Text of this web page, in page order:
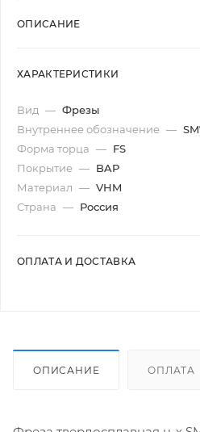
ОПИСАНИЕ
ХАРАКТЕРИСТИКИ
Вид — Фрезы
Внутреннее обозначение —
Форма торца — FS
Покрытие — BAP
Материал — VHM
Страна — Россия
ОПЛАТА И ДОСТАВКА
ОПИСАНИЕ ОПЛАТА